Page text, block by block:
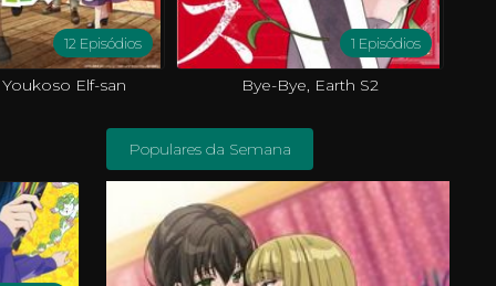
12 Episódios
Elf-san
1 Episódios
Bye-Bye, Earth S2
Populares da Semana